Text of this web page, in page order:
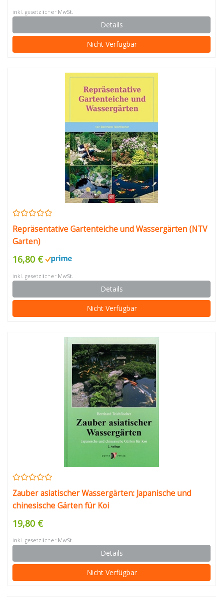
inkl. gesetzlicher MwSt.
Details
Nicht Verfügbar
Repräsentative Gartenteiche und Wassergärten (NTV
Garten)
16,80 €
inkl. gesetzlicher MwSt.
Details
Nicht Verfügbar
Zauber asiatischer Wassergärten: Japanische und
chinesische Gärten für Koi
19,80 €
inkl. gesetzlicher MwSt.
Details
Nicht Verfügbar